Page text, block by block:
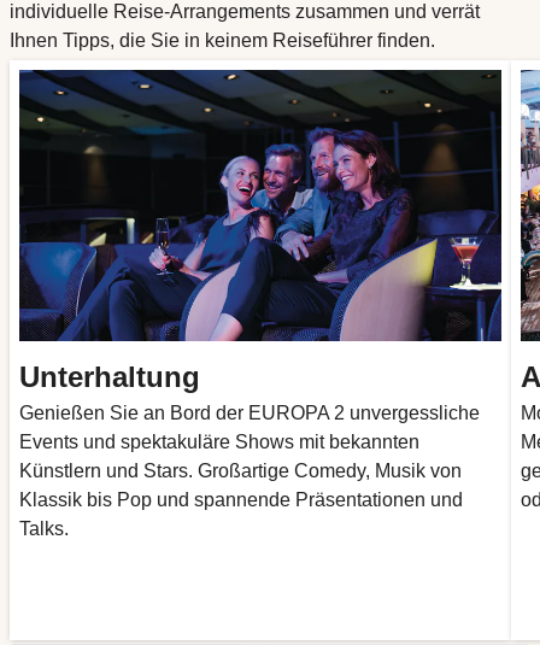
individuelle Reise-Arrangements zusammen und verrät
Ihnen Tipps, die Sie in keinem Reiseführer finden.
Unterhaltung
Genießen Sie an Bord der EUROPA 2 unvergessliche
Events und spektakuläre Shows mit bekannten
Künstlern und Stars. Großartige Comedy, Musik von
Klassik bis Pop und spannende Präsentationen und
Talks.